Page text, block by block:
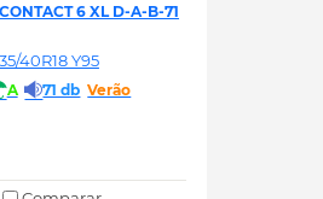
6 XL D-A-B-71
40R18 Y95
A 71 db Verão